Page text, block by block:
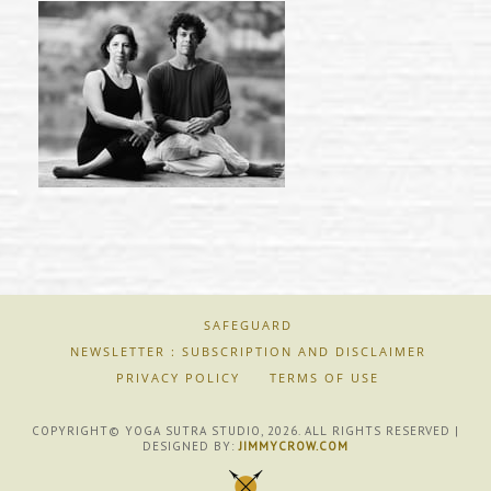
SAFEGUARD
NEWSLETTER : SUBSCRIPTION AND DISCLAIMER
PRIVACY POLICY
TERMS OF USE
COPYRIGHT© YOGA SUTRA STUDIO, 2026. ALL RIGHTS RESERVED |
DESIGNED BY:JIMMYCROW.COM